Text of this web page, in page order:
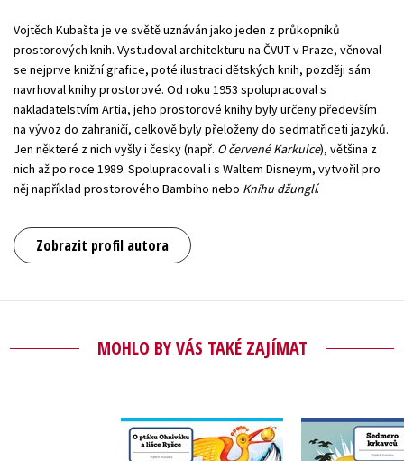
Vojtěch Kubašta je ve světě uznáván jako jeden z průkopníků
prostorových knih. Vystudoval architekturu na ČVUT v Praze, věnoval
se nejprve knižní grafice, poté ilustraci dětských knih, později sám
navrhoval knihy prostorové. Od roku 1953 spolupracoval s
nakladatelstvím Artia, jeho prostorové knihy byly určeny především
na vývoz do zahraničí, celkově byly přeloženy do sedmatřiceti jazyků.
Jen některé z nich vyšly i česky (např. O červené Karkulce), většina z
nich až po roce 1989. Spolupracoval i s Waltem Disneym, vytvořil pro
něj například prostorového Bambiho nebo Knihu džunglí.
Zobrazit profil autora
MOHLO BY VÁS TAKÉ ZAJÍMAT
O ptáku Ohniváku a
Sedmero